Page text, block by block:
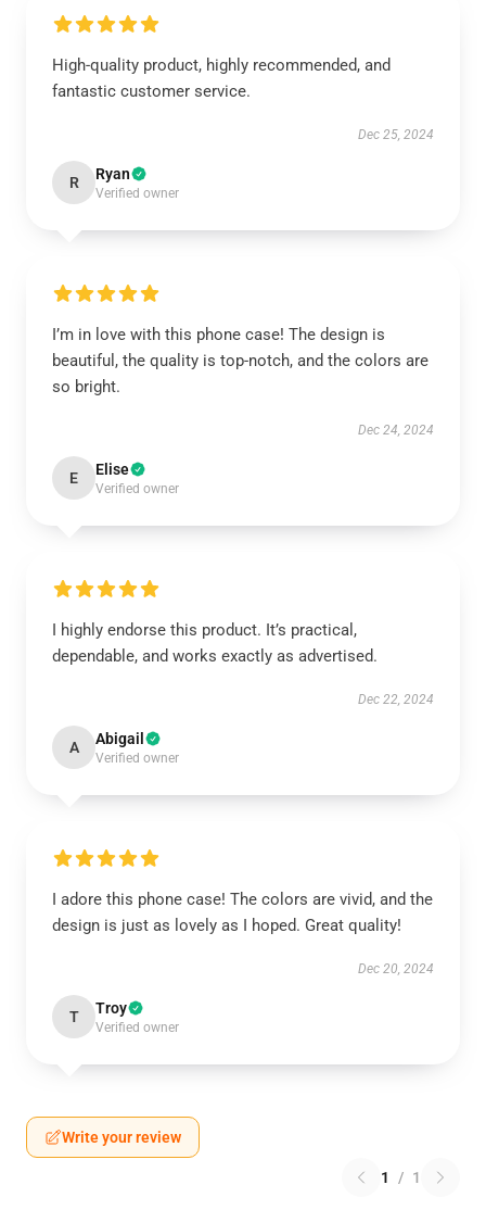
High-quality product, highly recommended, and
fantastic customer service.
Dec 25, 2024
R Ryan
Verified owner
I’m in love with this phone case! The design is
beautiful, the quality is top-notch, and the colors are
so bright.
Dec 24, 2024
E Elise
Verified owner
I highly endorse this product. It’s practical,
dependable, and works exactly as advertised.
Dec 22, 2024
A Abigail
Verified owner
I adore this phone case! The colors are vivid, and the
design is just as lovely as I hoped. Great quality!
Dec 20, 2024
T Troy
Verified owner
Write your review
1 / 1